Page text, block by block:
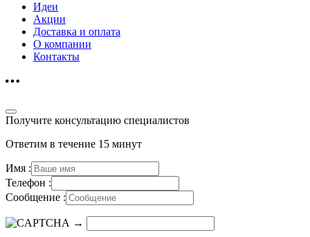
Идеи
Акции
Доставка и оплата
О компании
Контакты
Получите консультацию специалистов
Ответим в течение 15 минут
Имя :
Телефон :
Сообщение :
→